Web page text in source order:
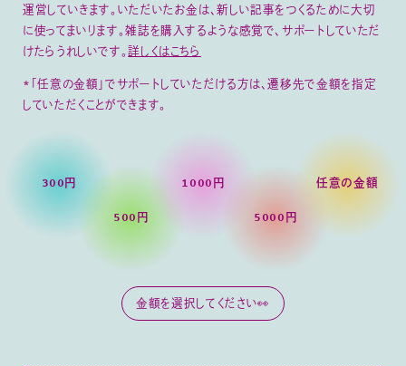
運営していきます。いただいたお金は、新しい記事をつくるために大切
に使ってまいります。雑誌を購入するような感覚で、サポートしていただ
けたらうれしいです。詳しくはこちら
*「任意の金額」でサポートしていただける方は、遷移先で金額を指定
していただくことができます。
300円
500円
1000円
5000円
任意の金額